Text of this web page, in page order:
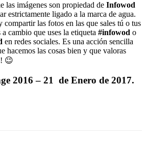
las imágenes son propiedad de Infowod
estrictamente ligado a la marca de agua.
compartir las fotos en las que sales tú o tus
cambio que uses la etiqueta #infowod o
en redes sociales. Es una acción sencilla
hacemos las cosas bien y que valoras
😉
2016 – 21 de Enero de 2017.